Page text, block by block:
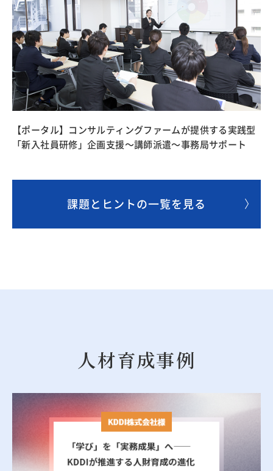
【ポータル】コンサルティングファームが提供する実践型
「新入社員研修」企画支援〜講師派遣〜事務局サポート
課題とヒントの一覧を見る
人材育成事例